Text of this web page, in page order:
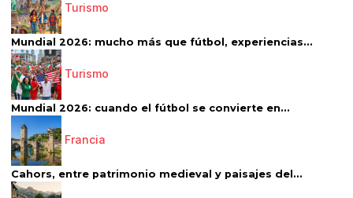
Turismo
Mundial 2026: mucho más que fútbol, experiencias...
Turismo
Mundial 2026: cuando el fútbol se convierte en...
Francia
Cahors, entre patrimonio medieval y paisajes del...